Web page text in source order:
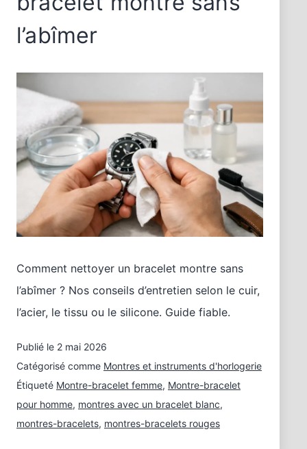
l’abîmer
Comment nettoyer un bracelet montre sans
l’abîmer ? Nos conseils d’entretien selon le cuir,
l’acier, le tissu ou le silicone. Guide fiable.
Publié le 2 mai 2026
Catégorisé comme Montres et instruments d'horlogerie
Étiqueté Montre-bracelet femme, Montre-bracelet
pour homme, montres avec un bracelet blanc,
montres-bracelets, montres-bracelets rouges